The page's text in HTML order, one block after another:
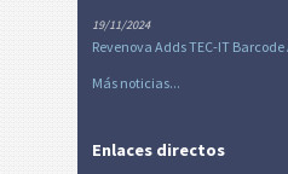
19/11/2024
Revenova Adds TEC-IT Barcode
Más noticias...
Enlaces directos